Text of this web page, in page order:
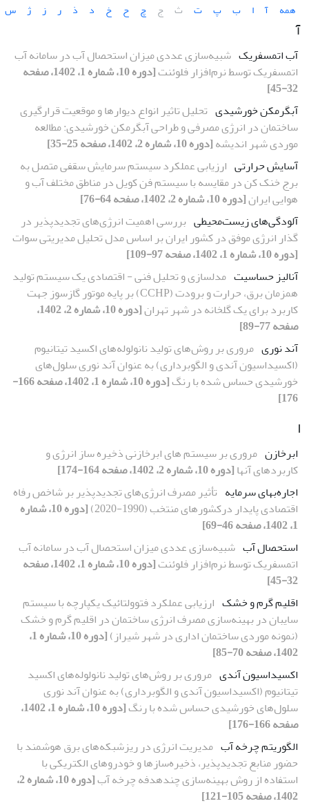
همه آ ا ب پ ت ث ج چ ح خ د ذ ر ز ژ س
آ
آب اتمسفریک شبیه‌سازی عددی میزان استحصال آب در سامانه آب
اتمسفریک توسط نرم‌افزار فلوئنت
[دوره 10، شماره 1، 1402، صفحه
32-45]
آبگرمکن خورشیدی تحلیل تاثیر انواع دیوارها و موقعیت قرارگیری
ساختمان در انرژی مصرفی و طراحی آبگرمکن خورشیدی: مطالعه
موردی شهر اندیشه[دوره 10، شماره 2، 1402، صفحه 25-35]
آسایش حرارتی ارزیابی عملکرد سیستم سرمایش سقفی متصل به
برج خنک کن در مقایسه با سیستم فن کویل در مناطق مختلف آب و
هوایی ایران[دوره 10، شماره 2، 1402، صفحه 64-76]
آلودگی‌های زیست‌محیطی بررسی اهمیت انرژی‌های تجدیدپذیر در
گذار انرژی موفق در کشور ایران بر اساس مدل تحلیل مدیریتی سوات
[دوره 10، شماره 1، 1402، صفحه 97-109]
آنالیز حساسیت مدلسازی و تحلیل فنی - اقتصادی یک سیستم تولید
همزمان برق، حرارت و برودت (CCHP) بر پایه موتور گازسوز جهت
کاربرد برای یک گلخانه در شهر تهران
[دوره 10، شماره 2، 1402،
صفحه 77-89]
آند نوری مروری بر روش‌‌های تولید نانولوله‌‌های اکسید تیتانیوم
(اکسیداسیون آندی و الگوبرداری) به عنوان آند نوری سلول‌‌های
خورشیدی حساس شده با رنگ
[دوره 10، شماره 1، 1402، صفحه 166-
176]
ا
ابرخازن مروری بر سیستم های ابرخازنی ذخیره‏ ساز انرژی و
کاربردهای آن‏ها[دوره 10، شماره 2، 1402، صفحه 164-174]
اجاره‌بهای سرمایه تأثیر مصرف انرژی‌های تجدیدپذیر بر شاخص رفاه
اقتصادی پایدار درکشورهای منتخب (1990-2020)
[دوره 10، شماره
1، 1402، صفحه 46-69]
استحصال آب شبیه‌سازی عددی میزان استحصال آب در سامانه آب
اتمسفریک توسط نرم‌افزار فلوئنت
[دوره 10، شماره 1، 1402، صفحه
32-45]
اقلیم گرم و خشک ارزیابی عملکرد فتوولتائیک یکپارچه با سیستم
سایبان در بهینه‌سازی مصرف انرژی ساختمان در اقلیم گرم و خشک
(نمونه موردی ساختمان اداری در شهر شیراز)
[دوره 10، شماره 1،
1402، صفحه 70-85]
اکسیداسیون آندی مروری بر روش‌‌های تولید نانولوله‌‌های اکسید
تیتانیوم (اکسیداسیون آندی و الگوبرداری) به عنوان آند نوری
سلول‌‌های خورشیدی حساس شده با رنگ
[دوره 10، شماره 1، 1402،
صفحه 166-176]
الگوریتم چرخه آب مدیریت انرژی در ریزشبکه‌های برق هوشمند با
حضور منابع تجدیدپذیر، ذخیره‌سازها و خودروهای الکتریکی با
استفاده از روش بهینه‌سازی چندهدفه چرخه آب
[دوره 10، شماره 2،
1402، صفحه 105-121]